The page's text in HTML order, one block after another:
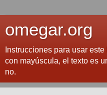
omegar.org
Instrucciones para usar
con mayúscula, el texto es
no.